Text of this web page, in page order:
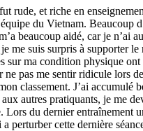
rude, et riche en
du Vietnam. Beaucoup
beaucoup aidé, car je n’ai
me suis surpris à supporter
sur ma condition physique
ne pas me sentir ridicule lors
classement. J’ai accumulé
autres pratiquants, je me
Lors du dernier
perturber cette dernière